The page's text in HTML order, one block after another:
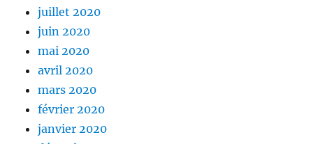
juillet 2020
juin 2020
mai 2020
avril 2020
mars 2020
février 2020
janvier 2020